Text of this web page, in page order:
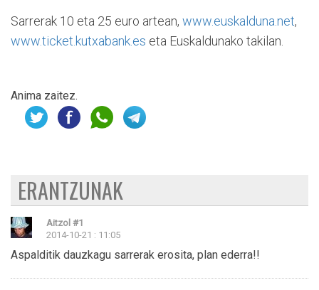
Sarrerak 10 eta 25 euro artean, www.euskalduna.net,
www.ticket.kutxabank.es eta Euskaldunako takilan.
Anima zaitez.
ERANTZUNAK
Aitzol #1
2014-10-21 : 11:05
Aspalditik dauzkagu sarrerak erosita, plan ederra!!